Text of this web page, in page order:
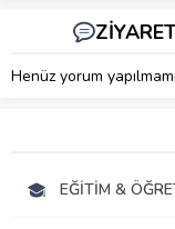
Henüz yorum
EĞITIM &